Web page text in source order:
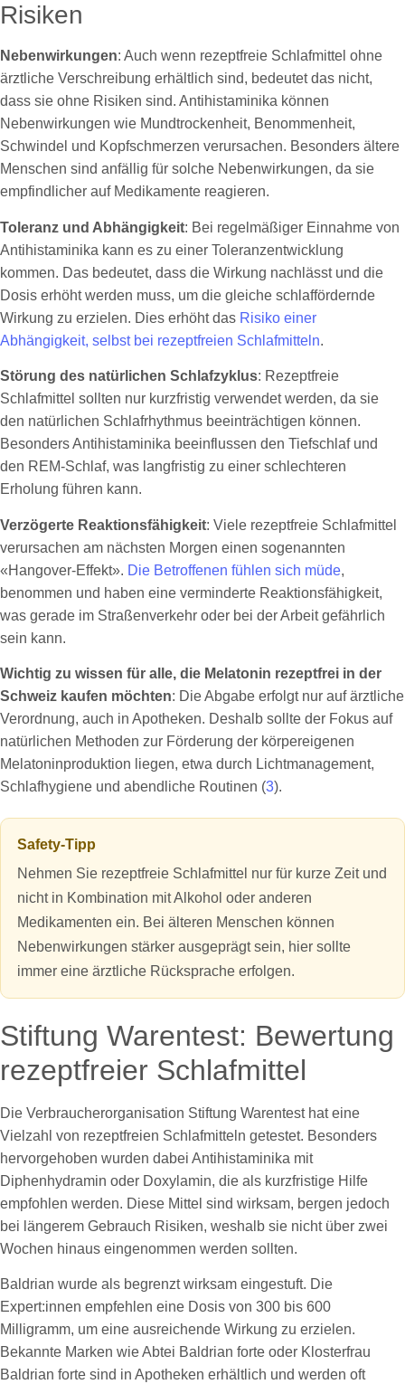
Risiken
Nebenwirkungen: Auch wenn rezeptfreie Schlafmittel ohne
ärztliche Verschreibung erhältlich sind, bedeutet das nicht,
dass sie ohne Risiken sind. Antihistaminika können
Nebenwirkungen wie Mundtrockenheit, Benommenheit,
Schwindel und Kopfschmerzen verursachen. Besonders ältere
Menschen sind anfällig für solche Nebenwirkungen, da sie
empfindlicher auf Medikamente reagieren.
Toleranz und Abhängigkeit: Bei regelmäßiger Einnahme von
Antihistaminika kann es zu einer Toleranzentwicklung
kommen. Das bedeutet, dass die Wirkung nachlässt und die
Dosis erhöht werden muss, um die gleiche schlaffördernde
Wirkung zu erzielen. Dies erhöht das Risiko einer
Abhängigkeit, selbst bei rezeptfreien Schlafmitteln.
Störung des natürlichen Schlafzyklus: Rezeptfreie
Schlafmittel sollten nur kurzfristig verwendet werden, da sie
den natürlichen Schlafrhythmus beeinträchtigen können.
Besonders Antihistaminika beeinflussen den Tiefschlaf und
den REM-Schlaf, was langfristig zu einer schlechteren
Erholung führen kann.
Verzögerte Reaktionsfähigkeit: Viele rezeptfreie Schlafmittel
verursachen am nächsten Morgen einen sogenannten
«Hangover-Effekt». Die Betroffenen fühlen sich müde,
benommen und haben eine verminderte Reaktionsfähigkeit,
was gerade im Straßenverkehr oder bei der Arbeit gefährlich
sein kann.
Wichtig zu wissen für alle, die Melatonin rezeptfrei in der
Schweiz kaufen möchten: Die Abgabe erfolgt nur auf ärztliche
Verordnung, auch in Apotheken. Deshalb sollte der Fokus auf
natürlichen Methoden zur Förderung der körpereigenen
Melatoninproduktion liegen, etwa durch Lichtmanagement,
Schlafhygiene und abendliche Routinen (3).
Safety-Tipp
Nehmen Sie rezeptfreie Schlafmittel nur für kurze Zeit und
nicht in Kombination mit Alkohol oder anderen
Medikamenten ein. Bei älteren Menschen können
Nebenwirkungen stärker ausgeprägt sein, hier sollte
immer eine ärztliche Rücksprache erfolgen.
Stiftung Warentest: Bewertung
rezeptfreier Schlafmittel
Die Verbraucherorganisation Stiftung Warentest hat eine
Vielzahl von rezeptfreien Schlafmitteln getestet. Besonders
hervorgehoben wurden dabei Antihistaminika mit
Diphenhydramin oder Doxylamin, die als kurzfristige Hilfe
empfohlen werden. Diese Mittel sind wirksam, bergen jedoch
bei längerem Gebrauch Risiken, weshalb sie nicht über zwei
Wochen hinaus eingenommen werden sollten.
Baldrian wurde als begrenzt wirksam eingestuft. Die
Expert:innen empfehlen eine Dosis von 300 bis 600
Milligramm, um eine ausreichende Wirkung zu erzielen.
Bekannte Marken wie Abtei Baldrian forte oder Klosterfrau
Baldrian forte sind in Apotheken erhältlich und werden oft